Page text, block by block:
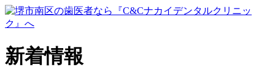
新着情報